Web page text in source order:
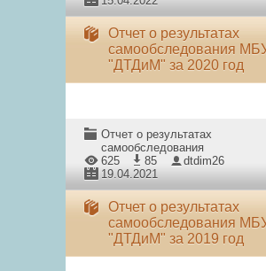
Отчет о результатах
самообследования
"ДТДиМ" за 2020 год
Отчет о результатах
самообследования
625
85
dtdim26
19.04.2021
Отчет о результатах
самообследования
"ДТДиМ" за 2019 год